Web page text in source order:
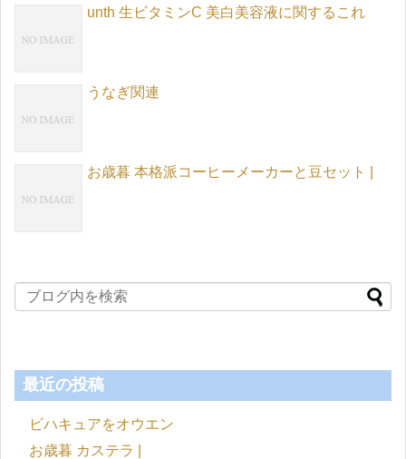
unth 生ビタミンC 美白美容液に関するこれ
うなぎ関連
お歳暮 本格派コーヒーメーカーと豆セット |
最近の投稿
ビハキュアをオウエン
お歳暮 カステラ |